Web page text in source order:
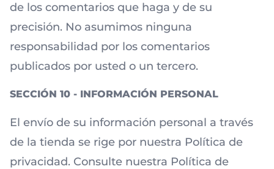
de los comentarios que haga y de su
precisión. No asumimos ninguna
responsabilidad por los comentarios
publicados por usted o un tercero.
SECCIÓN 10 - INFORMACIÓN PERSONAL
El envío de su información personal a través
de la tienda se rige por nuestra Política de
privacidad. Consulte nuestra Política de